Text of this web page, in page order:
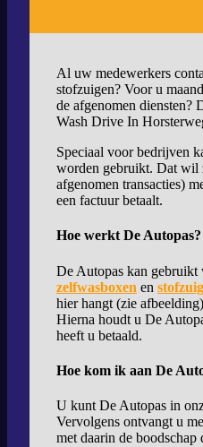
Al uw medewerkers
stofzuigen? Voor u
de afgenomen diensten?
Wash Drive In
Speciaal voor bedrijven
worden gebruikt. Dat wil
afgenomen transacties)
een factuur betaalt.
Hoe werkt De Autopas?
De Autopas kan gebruikt
zelfwasboxen en
hier hangt (zie
Hierna houdt u De
heeft u betaald.
Hoe kom ik aan De
U kunt De Autopas in
Vervolgens ontvangt u
met daarin de boodschap